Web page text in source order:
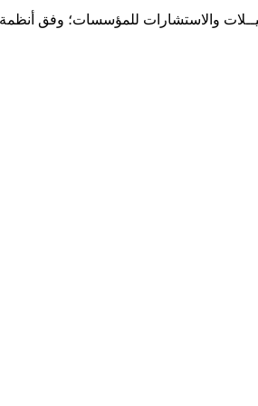
والاستشارات للمؤسسات؛ وفق